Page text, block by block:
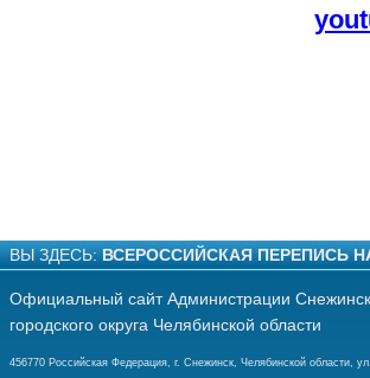
ВЫ ЗДЕСЬ: ВСЕРОССИЙСКАЯ ПЕРЕПИСЬ
Официальный сайт Администрации
городского округа Челябинской области
456770 Российская Федерация, г. Снежинск, Челябинской области,